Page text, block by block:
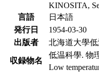
KINOSITA,
言語
日本語
発行日
1954-03-30
出版者
北海道大學
収録物名
低温科學. 物
Low